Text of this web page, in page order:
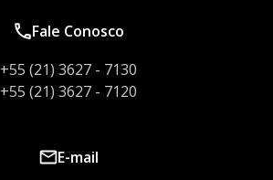
Fale Conosco
+55 (21) 3627 - 7130
+55 (21) 3627 - 7120
E-mail